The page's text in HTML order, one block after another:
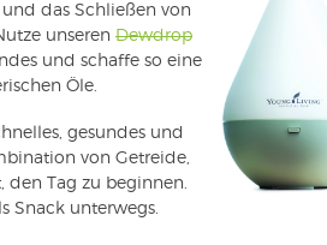
das Schließen von
unseren Dewdrop
und schaffe so eine
Öle.
gesundes und
von Getreide,
den Tag zu beginnen.
Snack unterwegs.